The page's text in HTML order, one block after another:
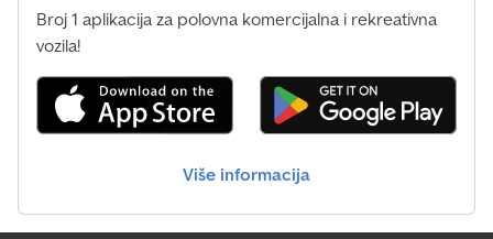
Broj 1 aplikacija za polovna komercijalna i rekreativna
vozila!
Više informacija